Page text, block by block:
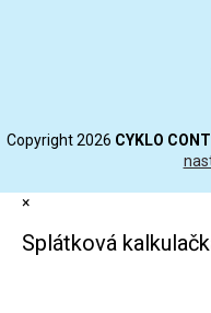
Copyright 2026 CYKLO
×
Splátková